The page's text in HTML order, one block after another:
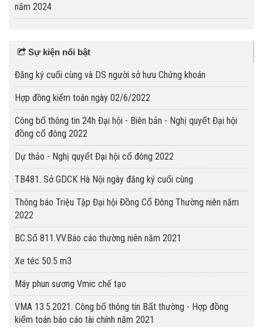
năm 2024
Sự kiện nổi bật
Đăng ký cuối cùng và DS người sở hưu Chứng khoán
Hợp đồng kiểm toán ngày 02/6/2022
Công bố thông tin 24h Đại hội - Biên bản - Nghị quyết Đại hội
đồng cổ đông 2022
Dự thảo - Nghị quyết Đại hội cổ đông 2022
TB481. Sở GDCK Hà Nội ngày đăng ký cuối cùng
Thông báo Triệu Tập Đại hội Đồng Cổ Đông Thường niên năm
2022
BC.Số 811.VV.Báo cáo thường niên năm 2021
Xe téc 50.5 m3
Máy phun sương Vmic chế tạo
VMA 13.5.2021. Công bố thông tin Bất thường - Hợp đồng
kiểm toán báo cáo tài chính năm 2021